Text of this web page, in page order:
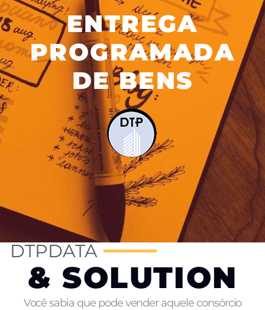
ENTREGA
PROGRAMADA
DE BENS
DTPDATA
& SOLUTION
Você sabia que pode vender aquele consórcio